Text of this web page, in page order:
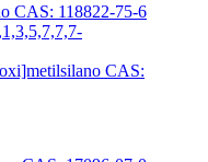
CAS: 118822-75-6
CAS: